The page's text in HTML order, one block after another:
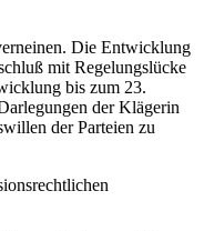
Die Entwicklung
mit Regelungslücke
bis zum 23.
der Klägerin
der Parteien zu